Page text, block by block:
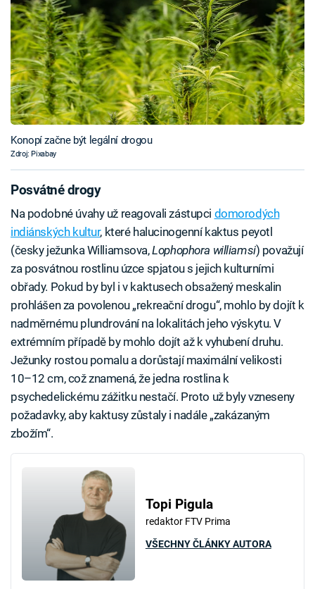
Konopí začne být legální drogou
Zdroj: Pixabay
Posvátné drogy
Na podobné úvahy už reagovali zástupci domorodých
indiánských kultur, které halucinogenní kaktus peyotl
(česky ježunka Williamsova,Lophophora williamsi) považují
za posvátnou rostlinu úzce spjatou s jejich kulturními
obřady. Pokud by byl i v kaktusech obsažený meskalin
prohlášen za povolenou „rekreační drogu“, mohlo by dojít k
nadměrnému plundrování na lokalitách jeho výskytu. V
extrémním případě by mohlo dojít až k vyhubení druhu.
Ježunky rostou pomalu a dorůstají maximální velikosti
10–12 cm, což znamená, že jedna rostlina k
psychedelickému zážitku nestačí. Proto už byly vzneseny
požadavky, aby kaktusy zůstaly i nadále „zakázaným
zbožím“.
Topi Pigula
redaktor FTV Prima
VŠECHNY ČLÁNKY AUTORA